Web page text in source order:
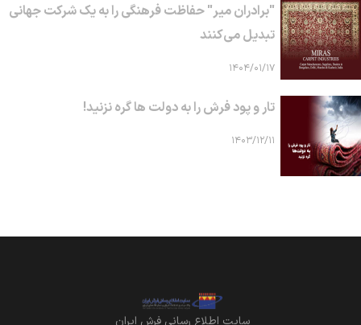
"برادران میر" حفاظت فرهنگی را به یک شرکت جهانی
تبدیل می‌کنند
۱۴۰۴/۰۱/۱۷
تار و پود فرش را به دولت ها گره نزنید!
۱۴۰۳/۱۲/۱۱
سايت اطلاع رساني فرش ايران